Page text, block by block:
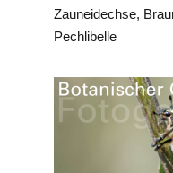
Zauneidechse,
Pechlibelle